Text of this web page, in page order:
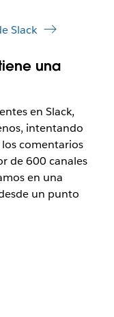
Slack
una
en Slack,
intentando
comentarios
de 600 canales
en una
un punto